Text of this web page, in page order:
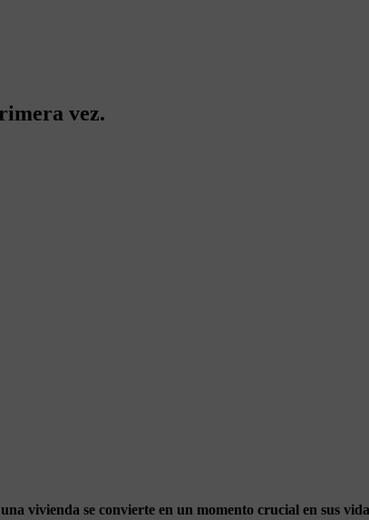
vez.
vivienda se convierte en un momento crucial en sus